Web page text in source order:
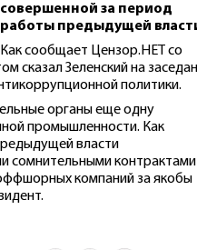
совершенной за период
работы предыдущей
Как сообщает Цензор.НЕТ со
сказал Зеленский на
политики.
органы еще одну
промышленности. Как
власти
сомнительными контрактами
компаний за якобы